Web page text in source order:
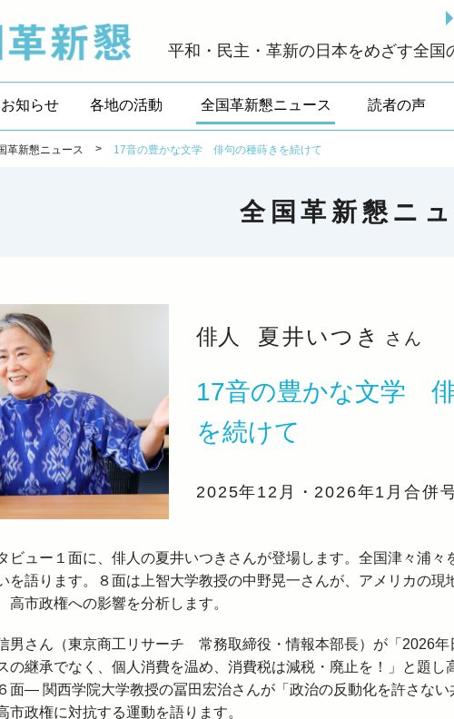
平和・民主・革新の日本をめざす全国
お知らせ 各地の活動 全国革新懇ニュース 読者の声
革新懇ニュース > 17音の豊かな文学 俳句の種蒔きを続けて
全国革新懇ニ
俳人 夏井いつき さん
17音の豊かな文学
を続けて
2025年12月・2026年1月合併
ビュー１面に、俳人の夏井いつきさんが登場します。全国津々浦々
を語ります。８面は上智大学教授の中野晃一さんが、アメリカの現
高市政権への影響を分析します。
男さん（東京商工リサーチ 常務取締役・情報本部長）が「2026
の継承でなく、個人消費を温め、消費税は減税・廃止を！」と題し
面― 関西学院大学教授の冨田宏治さんが「政治の反動化を許さない
市政権に対抗する運動を語ります。